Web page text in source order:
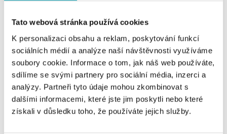
Tato webová stránka používá cookies
K personalizaci obsahu a reklam, poskytování funkcí
sociálních médií a analýze naší návštěvnosti využíváme
soubory cookie. Informace o tom, jak náš web používáte,
sdílíme se svými partnery pro sociální média, inzerci a
analýzy. Partneři tyto údaje mohou zkombinovat s
dalšími informacemi, které jste jim poskytli nebo které
získali v důsledku toho, že používáte jejich služby.
tel.: +421917090556
ALOve OC Eurovea, Bratislava
Pribinova 8, 811 09 Bratislava
tel.: +421917090467
zajtra otvorené od 10:00